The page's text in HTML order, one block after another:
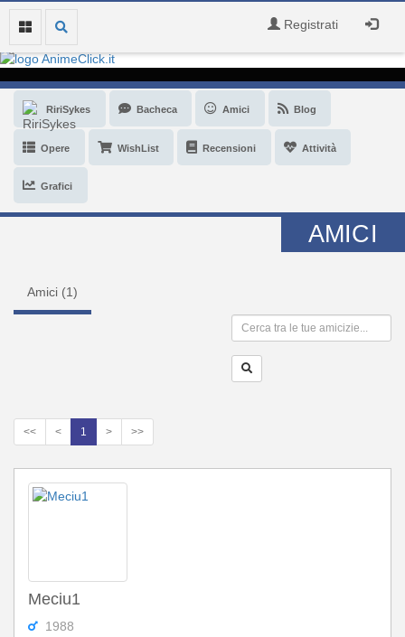
Registrati
RiriSykes Bacheca Amici Blog
Opere WishList Recensioni Attività
Grafici
AMICI
Amici (1)
<< < 1 > >>
Meciu1
1988